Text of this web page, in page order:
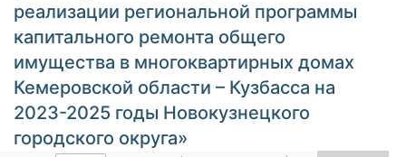
реализации региональной программы
капитального ремонта общего
имущества в многоквартирных домах
Кемеровской области – Кузбасса на
2023-2025 годы Новокузнецкого
городского округа»